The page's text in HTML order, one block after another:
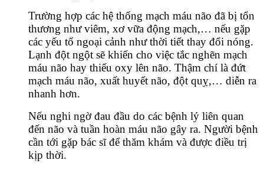
Trường hợp các hệ thống mạch máu não đã bị tổn
thương như viêm, xơ vữa động mạch,… nếu gặp
các yếu tố ngoại cảnh như thời tiết thay đổi nóng.
Lạnh đột ngột sẽ khiến cho việc tắc nghẽn mạch
máu não hay thiếu oxy lên não. Thậm chí là đứt
mạch máu não, xuất huyết não, đột quỵ,… diễn ra
nhanh hơn.
Nếu nghi ngờ đau đầu do các bệnh lý liên quan
đến não và tuần hoàn máu não gây ra. Người bệnh
cần tới gặp bác sĩ để thăm khám và được điều trị
kịp thời.